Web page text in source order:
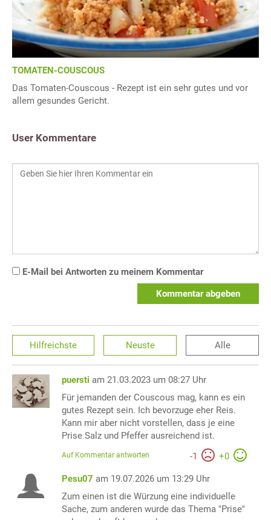
TOMATEN-COUSCOUS
Das Tomaten-Couscous - Rezept ist ein sehr gutes und vor
allem gesundes Gericht.
User Kommentare
E-Mail bei Antworten zu meinem Kommentar
Kommentar abgeben
Hilfreichste Neuste Alle
puersti am 21.03.2023 um 08:27 Uhr
Für jemanden der Couscous mag, kann es ein
gutes Rezept sein. Ich bevorzuge eher Reis.
Kann mir aber nicht vorstellen, dass je eine
Prise Salz und Pfeffer ausreichend ist.
-1 +0
Auf Kommentar antworten
Pesu07 am 19.07.2026 um 13:29 Uhr
Zum einen ist die Würzung eine individuelle
Sache, zum anderen wurde das Thema "Prise"